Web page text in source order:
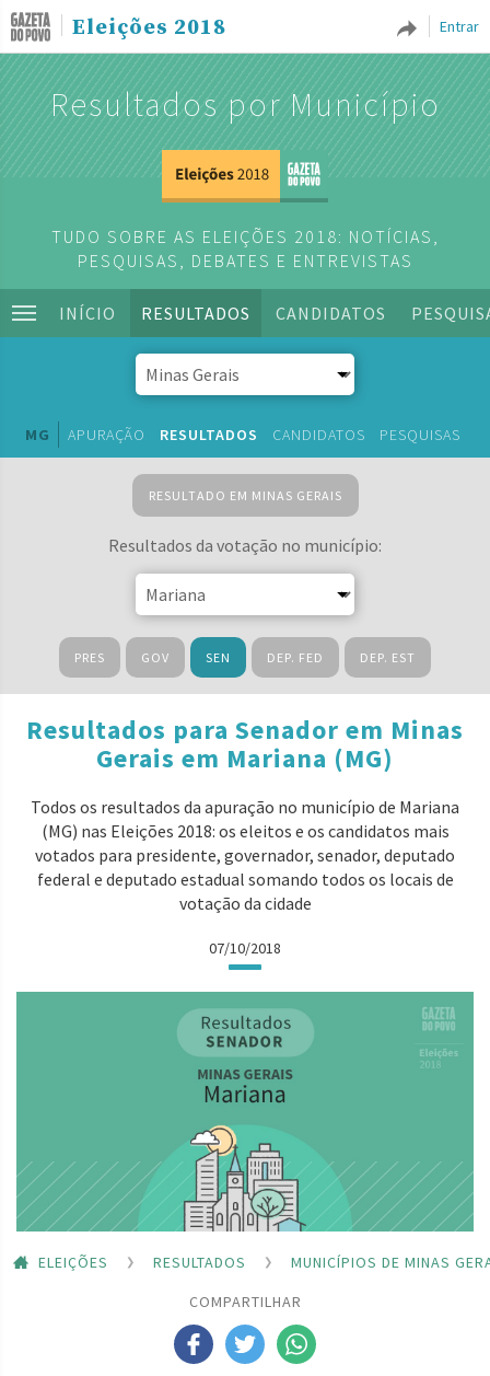
Entrar
Eleições 2018
Resultados por Município
TUDO SOBRE AS ELEIÇÕES 2018: NOTÍCIAS,
PESQUISAS, DEBATES E ENTREVISTAS
INÍCIO RESULTADOS CANDIDATOS
MG APURAÇÃO RESULTADOS CANDIDATOS PESQUISAS
RESULTADO EM MINAS GERAIS
Resultados da votação no município:
PRES GOV SEN DEP. FED DEP. EST
Resultados para Senador em Minas
Gerais em Mariana (MG)
Todos os resultados da apuração no município de Mariana
(MG) nas Eleições 2018: os eleitos e os candidatos mais
votados para presidente, governador, senador, deputado
federal e deputado estadual somando todos os locais de
votação da cidade
07/10/2018
ELEIÇÕES RESULTADOS
MUNICÍPIOS DE MINAS
COMPARTILHAR